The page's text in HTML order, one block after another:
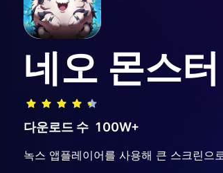
네오 몬스터
다운로드 수 100W+
녹스 앱플레이어를 사용해 큰 스크린으